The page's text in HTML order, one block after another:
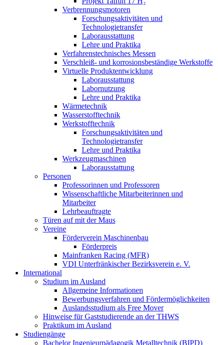
Verbrennungsmotoren
Forschungsaktivitäten und
Technologietransfer
Laborausstattung
Lehre und Praktika
Verfahrenstechnisches Messen
Verschleiß- und korrosionsbeständige Werkstoffe
Virtuelle Produktentwicklung
Laborausstattung
Labornutzung
Lehre und Praktika
Wärmetechnik
Wasserstofftechnik
Werkstofftechnik
Forschungsaktivitäten und
Technologietransfer
Lehre und Praktika
Werkzeugmaschinen
Laborausstattung
Personen
Professorinnen und Professoren
Wissenschaftliche Mitarbeiterinnen und
Mitarbeiter
Lehrbeauftragte
Türen auf mit der Maus
Vereine
Förderverein Maschinenbau
Förderpreis
Mainfranken Racing (MFR)
VDI Unterfränkischer Bezirksverein e. V.
International
Studium im Ausland
Allgemeine Informationen
Bewerbungsverfahren und Fördermöglichkeiten
Auslandsstudium als Free Mover
Hinweise für Gaststudierende an der THWS
Praktikum im Ausland
Studiengänge
Bachelor Ingenieurpädagogik Metalltechnik (BIPD)